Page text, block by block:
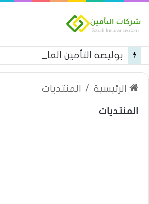
الرئيسية / المنتديات
المنتديات